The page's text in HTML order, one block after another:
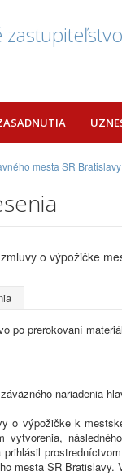
zastupiteľstvo
mesta SR
o výpožičke
po prerokovaní
nariadenia
o výpožičke k
vytvorenia,
mesta SR